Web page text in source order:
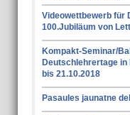
Videowettbewerb für
100.Jubiläum von
Kompakt-Seminar/
Deutschlehrertage in
bis 21.10.2018
Pasaules jaunatne